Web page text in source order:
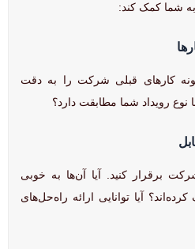
شما کمک کند:
کارهای قبلی شرکت را به دقت
نوع رویداد شما مطابقت دارد؟
برقرار کنید. آیا آن‌ها به خوبی
آیا توانایی ارائه راه‌حل‌های